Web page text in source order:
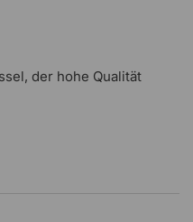
der hohe Qualität